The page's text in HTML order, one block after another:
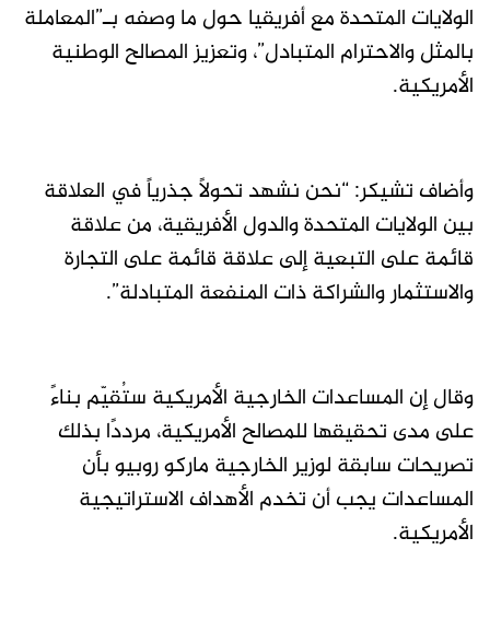
الولايات المتحدة مع أفريقيا حول ما وصفه بـ”المعاملة
بالمثل والاحترام المتبادل”، وتعزيز المصالح الوطنية
الأمريكية.
وأضاف تشيكر: “نحن نشهد تحولاً جذرياً في العلاقة
بين الولايات المتحدة والدول الأفريقية، من علاقة
قائمة على التبعية إلى علاقة قائمة على التجارة
والاستثمار والشراكة ذات المنفعة المتبادلة”.
وقال إن المساعدات الخارجية الأمريكية ستُقيّم بناءً
على مدى تحقيقها للمصالح الأمريكية، مرددًا بذلك
تصريحات سابقة لوزير الخارجية ماركو روبيو بأن
المساعدات يجب أن تخدم الأهداف الاستراتيجية
الأمريكية.